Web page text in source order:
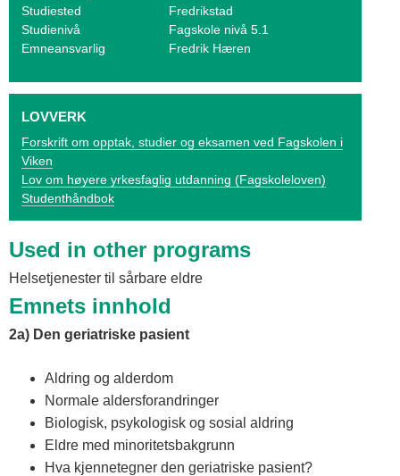
l
o
g
V
i
k
e
n
Studiested
Fredrikstad
Studienivå
Fagskole nivå 5.1
Emneansvarlig
Fredrik Hæren
LOVVERK
Forskrift om opptak, studier og eksamen ved Fagskolen i
Viken
Lov om høyere yrkesfaglig utdanning (Fagskoleloven)
Studenthåndbok
Used in other programs
Helsetjenester til sårbare eldre
Emnets innhold
2a) Den geriatriske pasient
Aldring og alderdom
Normale aldersforandringer
Biologisk, psykologisk og sosial aldring
Eldre med minoritetsbakgrunn
Hva kjennetegner den geriatriske pasient?